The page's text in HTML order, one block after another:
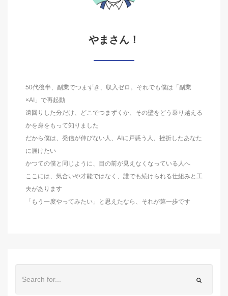
やまさん！
50代後半、副業でつまずき、収入ゼロ。それでも僕は「副業
×AI」で再起動
遠回りした分だけ、どこでつまずくか、その壁をどう乗り越える
かを身をもって知りました
だから僕は、発信が伸びない人、AIに戸惑う人、挫折したあなた
に届けたい
かつての僕と同じように、目の前が見えなくなっている人へ
ここには、気合いや才能ではなく、誰でも続けられる仕組みと工
夫があります
「もう一度やってみたい」と思えたなら、それが第一歩です